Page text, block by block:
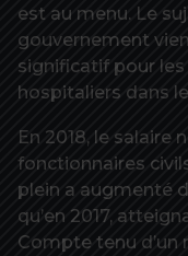
est au menu. Le
gouvernement
significatif pour
hospitaliers dans
En 2018, le salaire
fonctionnaires
plein a augmenté
qu’en 2017,
Compte tenu d’un